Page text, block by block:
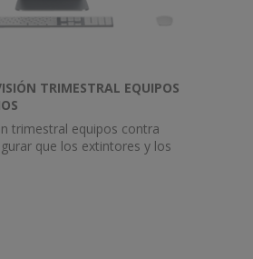
TRIMESTRAL EQUIPOS
trimestral equipos contra
que los extintores y los